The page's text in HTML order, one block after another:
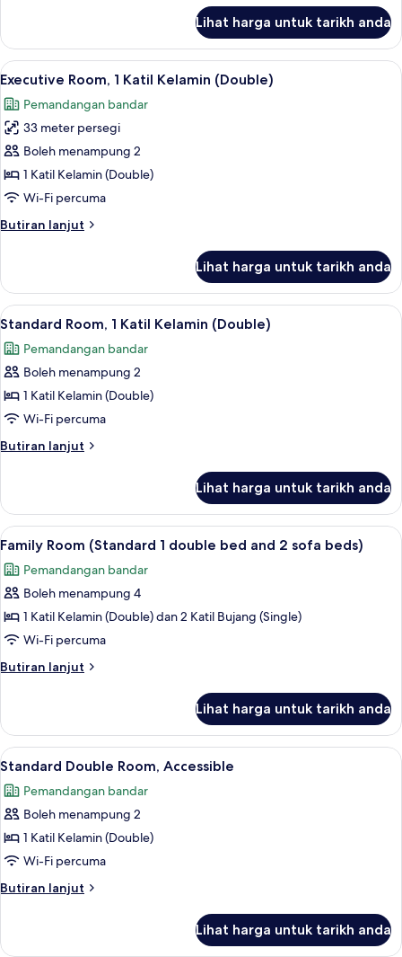
sofa
beds)
Room
(Superior
1
bed
and
sofa
beds)
Lihat harga untuk tarikh anda
Lihat
semua
foto
untuk
Executive
Room,
1
Kelamin
Executive Room, 1 Katil Kelamin
9
Executive Room, 1 Katil Kelamin (Double)
Pemandangan bandar
33 meter persegi
Boleh menampung 2
1 Katil Kelamin (Double)
Wi-Fi percuma
Butiran lanjut
Butiran
Room,
Katil
(Double)
Lihat harga untuk tarikh anda
Lihat
semua
foto
untuk
Standard
Room,
1
Katil
(Double)
Standard Room, 1 Katil Kelamin
7
Standard Room, 1 Katil Kelamin (Double)
Pemandangan bandar
Boleh menampung 2
1 Katil Kelamin (Double)
Wi-Fi percuma
Butiran lanjut
Butiran
Room,
Katil
Kelamin
(Double)
Lihat harga untuk tarikh anda
Lihat
semua
foto
untuk
Family
Room
(Standard
1
bed
and
2
sofa
beds)
Family Room (Standard 1 double
7
Family Room (Standard 1 double bed and 2 sofa beds)
Pemandangan bandar
Boleh menampung 4
1 Katil Kelamin (Double) dan 2 Katil Bujang (Single)
Wi-Fi percuma
Butiran lanjut
Butiran
Room
(Standard
1
bed
and
sofa
beds)
Lihat harga untuk tarikh anda
Lihat
semua
foto
untuk
Standard
Double
Room,
Accessible
Standard Double Room, Accessible
7
Standard Double Room, Accessible
Pemandangan bandar
Boleh menampung 2
1 Katil Kelamin (Double)
Wi-Fi percuma
Butiran lanjut
Butiran
Double
Lihat harga untuk tarikh anda